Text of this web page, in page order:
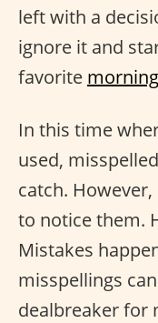
left with a
ignore it and
favorite
In this time
used,
catch.
to notice them.
Mistakes
misspellings
dealbreaker for